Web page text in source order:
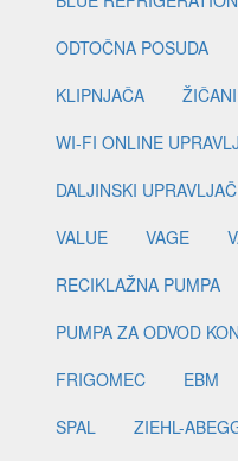
ODTOČNA POSUDA
KLIPNJAČA
WI-FI ONLINE
DALJINSKI UPRAVLJAČ
VALUE
VAGE
RECIKLAŽNA PUMPA
PUMPA ZA ODVOD
FRIGOMEC
EBM
SPAL
ZIEHL-